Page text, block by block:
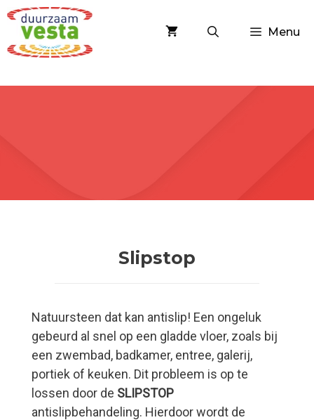
Spring
naar
inhoud
Menu
Slipstop
Natuursteen dat kan antislip! Een ongeluk
gebeurd al snel op een gladde vloer, zoals bij
een zwembad, badkamer, entree, galerij,
portiek of keuken. Dit probleem is op te
lossen door de SLIPSTOP
antislipbehandeling. Hierdoor wordt de